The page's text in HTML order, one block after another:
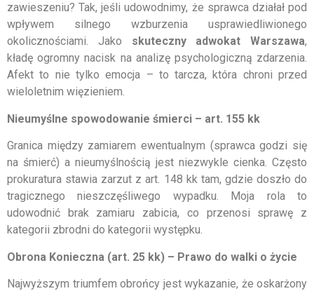
zawieszeniu? Tak, jeśli udowodnimy, że sprawca działał pod
wpływem silnego wzburzenia usprawiedliwionego
okolicznościami. Jako skuteczny adwokat Warszawa,
kładę ogromny nacisk na analizę psychologiczną zdarzenia.
Afekt to nie tylko emocja – to tarcza, która chroni przed
wieloletnim więzieniem.
Nieumyślne spowodowanie śmierci – art. 155 kk
Granica między zamiarem ewentualnym (sprawca godzi się
na śmierć) a nieumyślnością jest niezwykle cienka. Często
prokuratura stawia zarzut z art. 148 kk tam, gdzie doszło do
tragicznego nieszczęśliwego wypadku. Moja rola to
udowodnić brak zamiaru zabicia, co przenosi sprawę z
kategorii zbrodni do kategorii występku.
Obrona Konieczna (art. 25 kk) – Prawo do walki o życie
Najwyższym triumfem obrońcy jest wykazanie, że oskarżony